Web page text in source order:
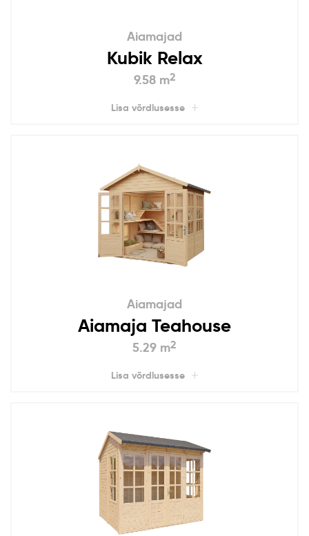
Aiamajad
Kubik Relax
9.58 m2
Lisa võrdlusesse
Aiamajad
Aiamaja Teahouse
5.29 m2
Lisa võrdlusesse